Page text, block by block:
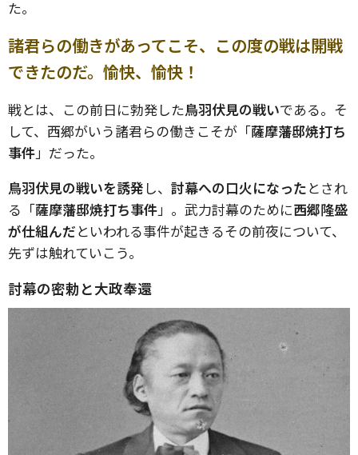
た。
諸君らの働きがあってこそ、この度の戦は開戦
できたのだ。愉快、愉快！
戦とは、この前日に勃発した鳥羽伏見の戦いである。そ
して、西郷がいう諸君らの働きこそが「薩摩藩邸焼打ち
事件」だった。
鳥羽伏見の戦いを誘発 し、 討幕への口火になったとされ
る「薩摩藩邸焼打ち事件」。武力討幕のために西郷隆盛
が仕組んだといわれる事件が起きるその前夜について、
先ずは触れていこう。
討幕の密勅と大政奉還